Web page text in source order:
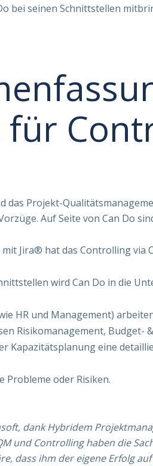
bei seinen Schnittstellen
für
das Projekt-
Auf Seite von Can Do
Jira® hat das Controlling via
wird Can Do in die
HR und Management)
Risikomanagement, Budget-
Kapazitätsplanung eine
Probleme oder Risiken.
dank Hybridem
und Controlling haben die
dass ihm der eigene Erfolg